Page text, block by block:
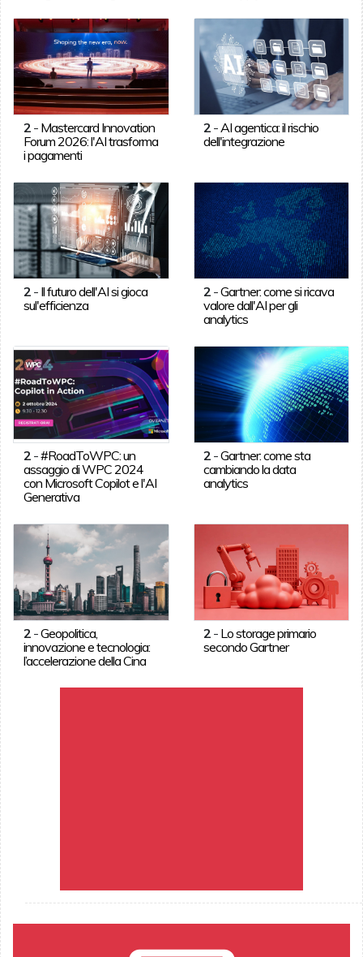
2- Mastercard Innovation
Forum 2026: l'AI trasforma
i pagamenti
2 - AI agentica: il rischio
dell'integrazione
2- Il futuro dell'AI si gioca
sul'efficienza
2 -Gartner: come si ricava
valore dall'AI per gli
analytics
2-#RoadToWPC: un
assaggio di WPC 2024
con Microsoft Copilot e l'AI
Generativa
2 -Gartner: come sta
cambiando la data
analytics
2-Geopolitica,
innovazione e tecnologia:
l’accelerazione della Cina
2 - Lo storage primario
secondo Gartner